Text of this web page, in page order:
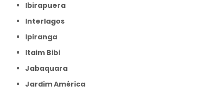
Ibirapuera
Interlagos
Ipiranga
Itaim Bibi
Jabaquara
Jardim América